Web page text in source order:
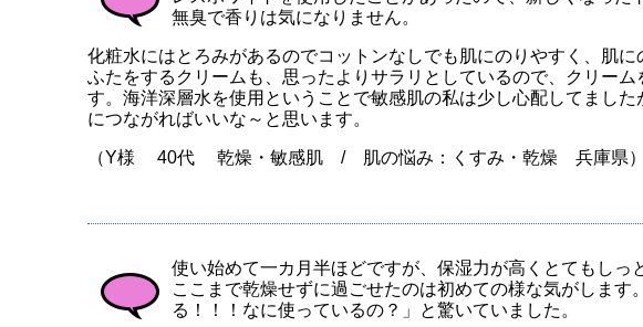
無臭で香りは気になりません。
化粧水にはとろみがあるのでコットンなしでも肌にのりやすく、肌
ふたをするクリームも、思ったよりサラリとしているので、クリー
す。海洋深層水を使用ということで敏感肌の私は少し心配してまし
につながればいいな～と思います。
（Y様 40代 乾燥・敏感肌 / 肌の悩み：くすみ・乾燥 兵庫県）
使い始めて一カ月半ほどですが、保湿力が高くとてもし
ここまで乾燥せずに過ごせたのは初めての様な気がしま
る！！！なに使っているの？」と驚いていました。